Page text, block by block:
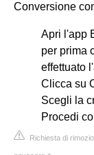
Conversione
Apri l'app
per prima
effettuato
Clicca su
Scegli la
Procedi
Richiesta di